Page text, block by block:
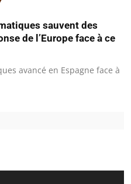
sauvent des
de l’Europe face à ce
avancé en Espagne face à